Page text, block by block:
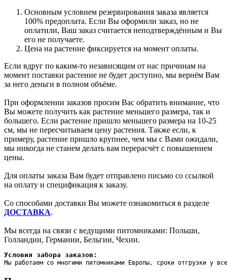
Основным условием резервирования заказа является
100% предоплата. Если Вы оформили заказ, но не
оплатили, Ваш заказ считается неподтверждённым и Вы
его не получаете.
Цена на растение фиксируется на момент оплаты.
Если вдруг по каким-то независящим от нас причинам на
момент поставки растение не будет доступно, мы вернём Вам
за него деньги в полном объёме.
При оформлении заказов просим Вас обратить внимание, что
Вы можете получить как растение меньшего размера, так и
большего. Если растение пришло меньшего размера на 10-25
см, мы не пересчитываем цену растения. Также если, к
примеру, растение пришло крупнее, чем мы с Вами ожидали,
мы никогда не станем делать вам перерасчёт с повышением
цены.
Для оплаты заказа Вам будет отправлено письмо со ссылкой
на оплату и спецификация к заказу.
Со способами доставки Вы можете ознакомиться в разделе
ДОСТАВКА.
Мы всегда на связи с ведущими питомниками: Польши,
Голландии, Германии, Бельгии, Чехии.
Условия забора заказов:
Мы работаем со многими питомниками Европы, сроки отгрузки у